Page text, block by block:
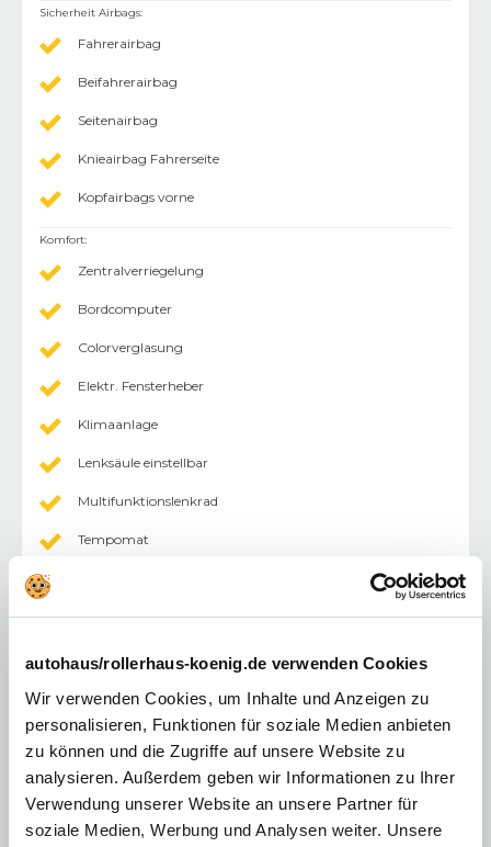
autohaus/rollerhaus-koenig.de verwenden Cookies
Wir verwenden Cookies, um Inhalte und Anzeigen zu
personalisieren, Funktionen für soziale Medien anbieten
zu können und die Zugriffe auf unsere Website zu
analysieren. Außerdem geben wir Informationen zu Ihrer
Verwendung unserer Website an unsere Partner für
soziale Medien, Werbung und Analysen weiter. Unsere
Sicherheit Airbags:
Fahrerairbag
Beifahrerairbag
Seitenairbag
Knieairbag Fahrerseite
Kopfairbags vorne
Komfort:
Zentralverriegelung
Bordcomputer
Colorverglasung
Elektr. Fensterheber
Klimaanlage
Lenksäule einstellbar
Multifunktionslenkrad
Tempomat
Fahrersitz höhenverstellbar
Lederlenkrad
Zentralverriegelung mit Fernbedienung
Touchscreen
Android Auto
Apple CarPlay